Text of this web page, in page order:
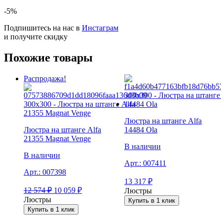
-5%
Подпишитесь на нас в Инстаграм
и получите скидку
Похожие товары
Распродажа!
Люстра на штанге Alfa
21355 Magnat Venge
В наличии
Арт.: 007398
12 574₽ 10 059 ₽
Люстры
Купить в 1 клик
Люстра на штанге Alfa
14484 Ola
В наличии
Арт.: 007411
13 317 ₽
Люстры
Купить в 1 клик